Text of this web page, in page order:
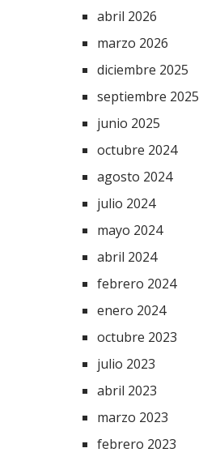
abril 2026
marzo 2026
diciembre 2025
septiembre 2025
junio 2025
octubre 2024
agosto 2024
julio 2024
mayo 2024
abril 2024
febrero 2024
enero 2024
octubre 2023
julio 2023
abril 2023
marzo 2023
febrero 2023